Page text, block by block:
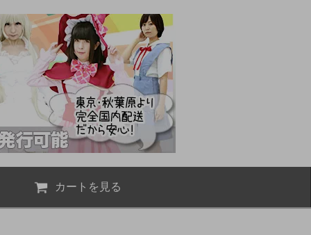
カートを見る